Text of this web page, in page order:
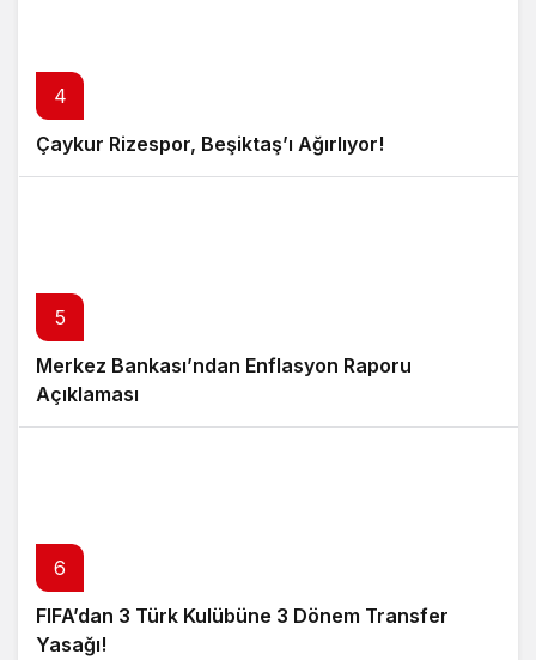
4
Çaykur Rizespor, Beşiktaş’ı Ağırlıyor!
5
Merkez Bankası’ndan Enflasyon Raporu
Açıklaması
6
FIFA’dan 3 Türk Kulübüne 3 Dönem Transfer
Yasağı!